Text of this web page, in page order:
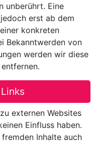
unberührt. Eine
erst ab dem
konkreten
Bekanntwerden von
werden wir diese
externen Websites
Einfluss haben.
Inhalte auch